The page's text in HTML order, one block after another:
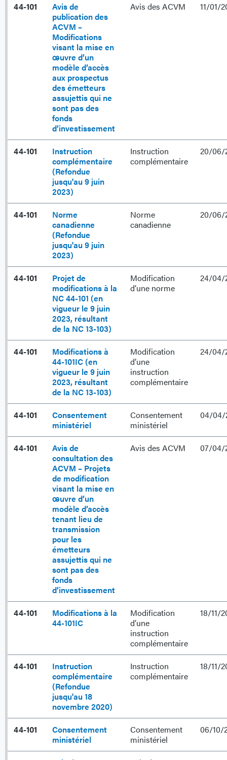
44-101
Avis de
publication des
ACVM –
Modifications
visant la mise en
œuvre d’un
modèle d’accès
aux prospectus
des émetteurs
assujettis qui ne
sont pas des
fonds
d’investissement
Avis des ACVM 11/01/
44-101
Instruction
complémentaire
(Refondue
jusqu'au 9 juin
2023)
Instruction
complémentaire
20/06/
44-101
Norme
canadienne
(Refondue
jusqu'au 9 juin
2023)
Norme
canadienne
20/06/
44-101
Projet de
modifications à la
NC 44-101 (en
vigueur le 9 juin
2023, résultant
de la NC 13-103)
Modification
d’une norme
24/04/
44-101
Modifications à
44-101IC (en
vigueur le 9 juin
2023, résultant
de la NC 13-103)
Modification
d’une
instruction
complémentaire
24/04/
44-101
Consentement
ministériel
Consentement
ministériel
04/04/
44-101
Avis de
consultation des
ACVM – Projets
de modification
visant la mise en
œuvre d’un
modèle d’accès
tenant lieu de
transmission
pour les
émetteurs
assujettis qui ne
sont pas des
fonds
d’investissement
Avis des ACVM 07/04/
44-101
Modifications à la
44-101IC
Modification
d’une
instruction
complémentaire
18/11/
44-101
Instruction
complémentaire
(Refondue
jusqu'au 18
novembre 2020)
Instruction
complémentaire
18/11/
44-101
Consentement
ministériel
Consentement
ministériel
06/10/